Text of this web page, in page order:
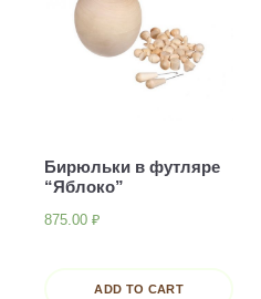
Бирюльки в футляре
“Яблоко”
875.00 ₽
ADD TO CART